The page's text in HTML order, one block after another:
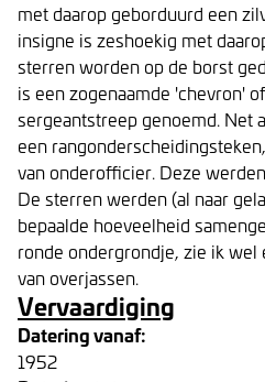
met daarop geborduurd een
insigne is zeshoekig met
sterren worden op de borst
is een zogenaamde 'chevron'
sergeantstreep genoemd. Net
een
van onderofficier. Deze
De sterren werden (al naar
bepaalde hoeveelheid
ronde ondergrondje, zie ik wel
van overjassen.
Vervaardiging
Datering vanaf:
1952